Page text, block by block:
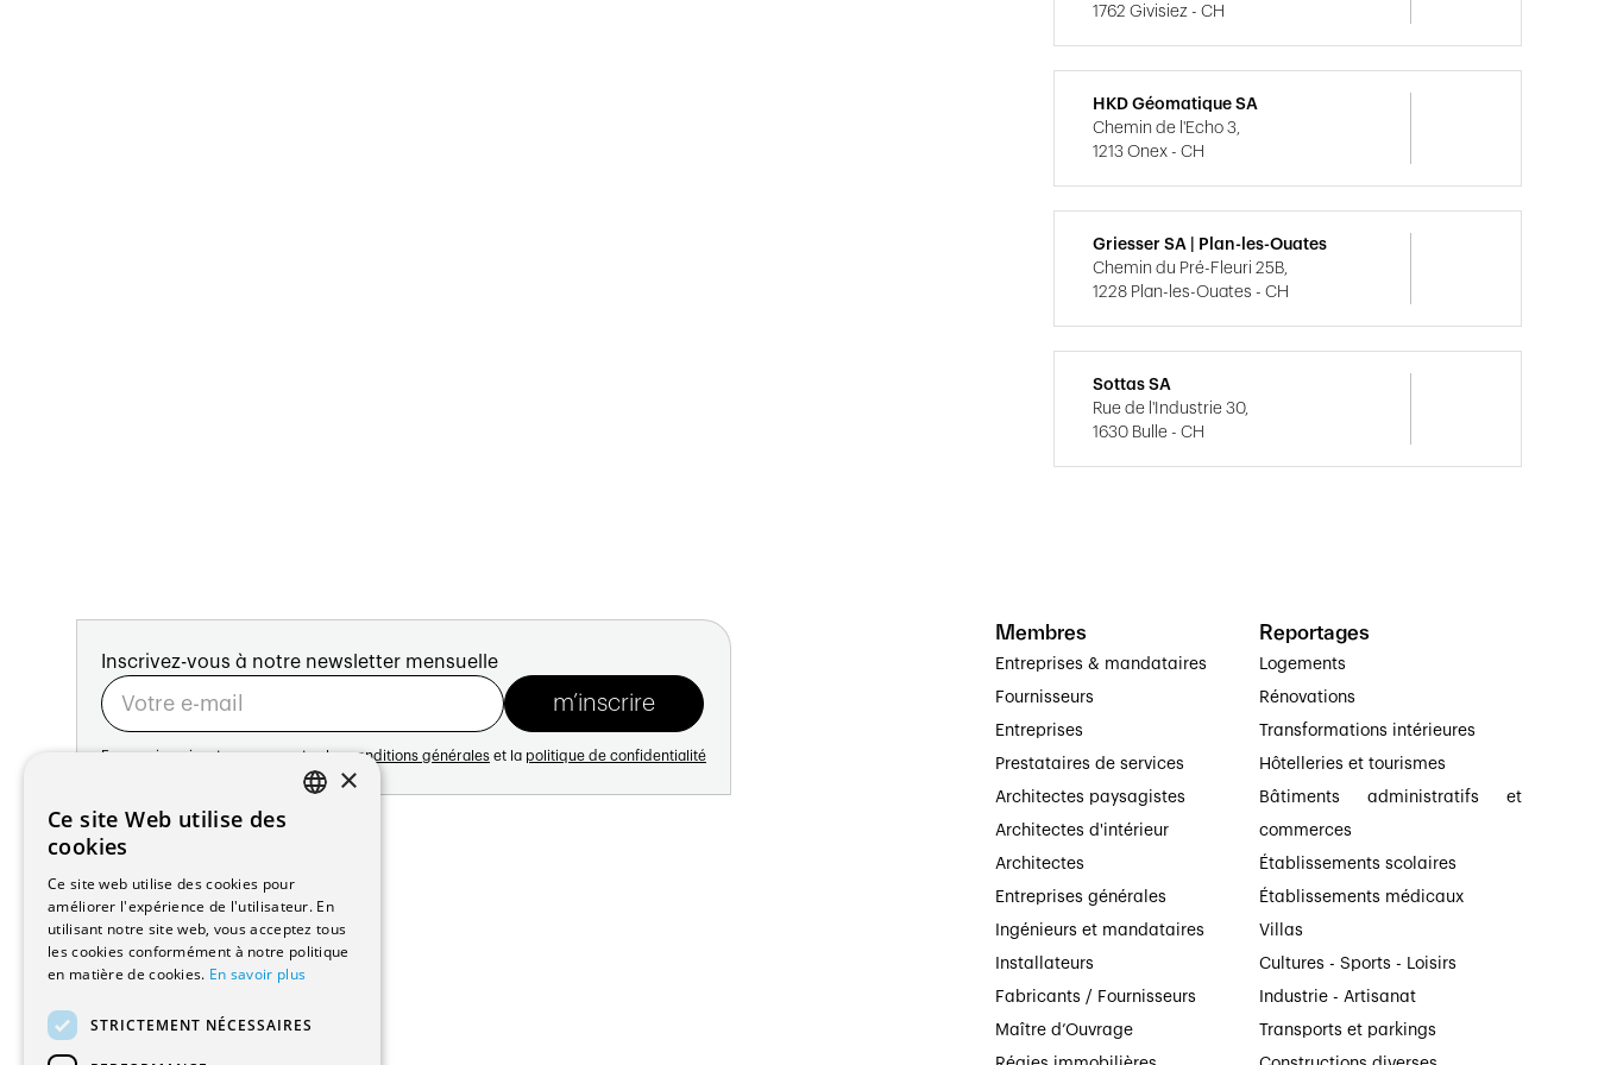
1762 Givisiez - CH
HKD Géomatique SA
Chemin de l'Echo 3,
1213 Onex - CH
Griesser SA | Plan-les-Ouates
Chemin du Pré-Fleuri 25B,
1228 Plan-les-Ouates - CH
Sottas SA
Rue de l'Industrie 30,
1630 Bulle - CH
Inscrivez-vous à notre newsletter mensuelle
En vous inscrivant vous acceptez les conditions générales et la politique de confidentialité
Adresse:
Avenue de Longemalle 21
1020 Renens
Suisse
Contact:
Édition: +41 21 635 16 82
Plateforme: +41 21 631 10 50
info@architectes.ch
Membres
Entreprises & mandataires
Fournisseurs
Entreprises
Prestataires de services
Architectes paysagistes
Architectes d'intérieur
Architectes
Entreprises générales
Ingénieurs et mandataires
Installateurs
Fabricants / Fournisseurs
Maître d’Ouvrage
Reportages
Logements
Rénovations
Transformations intérieures
Hôtelleries et tourismes
Bâtiments administratifs et
commerces
Établissements scolaires
Établissements médicaux
Villas
Cultures - Sports - Loisirs
Industrie - Artisanat
Transports et parkings
×
Ce site Web utilise des
cookies
Ce site web utilise des cookies pour
améliorer l'expérience de l'utilisateur. En
utilisant notre site web, vous acceptez tous
les cookies conformément à notre politique
en matière de cookies. En savoir plus
STRICTEMENT NÉCESSAIRES